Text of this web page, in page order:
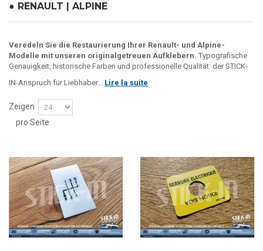
● RENAULT | ALPINE
Veredeln Sie die Restaurierung Ihrer Renault- und Alpine-
Modelle mit unseren originalgetreuen Aufklebern. Typografische
Genauigkeit, historische Farben und professionelle Qualität: der STICK-
IN-Anspruch für Liebhaber... Lire la suite
Zeigen
pro Seite